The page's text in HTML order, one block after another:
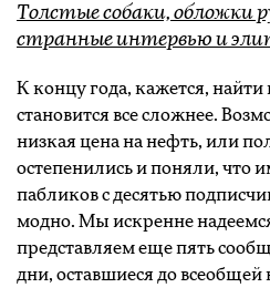
Толстые собаки, обложки
странные интервью и
К концу года, кажется,
становится все сложнее.
низкая цена на нефть, или
остепенились и поняли, что
пабликов с десятью
модно. Мы искренне
представляем еще пять
дни, оставшиеся до всеобщей